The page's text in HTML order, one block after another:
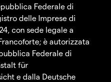
Federale di
delle Imprese di
con sede legale a
è autorizzata
Federale di
für
e dalla Deutsche